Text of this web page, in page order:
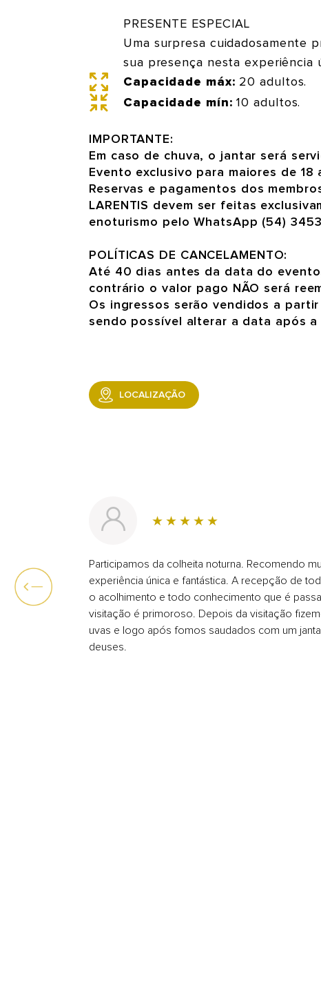
PRESENTE ESPECIAL
Uma surpresa cuidadosamente
sua presença nesta experiência
Capacidade máx: 20 adultos.
Capacidade mín: 10 adultos.
IMPORTANTE:
Em caso de chuva, o jantar será
Evento exclusivo para maiores de 18
Reservas e pagamentos dos
LARENTIS devem ser feitas
enoturismo pelo WhatsApp (54)
POLÍTICAS DE CANCELAMENTO:
Até 40 dias antes da data do
contrário o valor pago NÃO será
Os ingressos serão vendidos a
sendo possível alterar a data após a
LOCALIZAÇÃO
Participamos da colheita noturna. Recomendo
experiência única e fantástica. A recepção de
o acolhimento e todo conhecimento que é
visitação é primoroso. Depois da visitação
uvas e logo após fomos saudados com um
deuses.